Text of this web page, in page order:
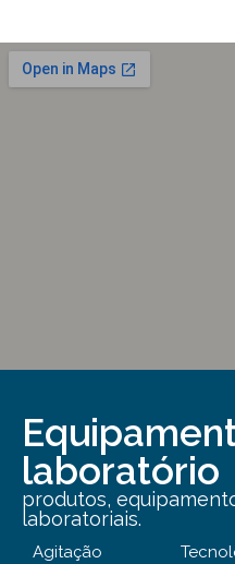
laboratório
produtos,
laboratoriais.
Agitação